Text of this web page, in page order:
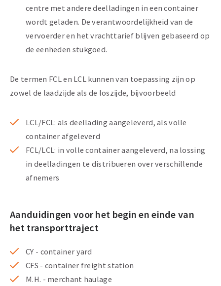
centre met andere deelladingen in een container
wordt geladen. De verantwoordelijkheid van de
vervoerder en het vrachttarief blijven gebaseerd op
de eenheden stukgoed.
De termen FCL en LCL kunnen van toepassing zijn op
zowel de laadzijde als de loszijde, bijvoorbeeld
LCL/FCL: als deellading aangeleverd, als volle
container afgeleverd
FCL/LCL: in volle container aangeleverd, na lossing
in deelladingen te distribueren over verschillende
afnemers
Aanduidingen voor het begin en einde van
het transporttraject
CY - container yard
CFS - container freight station
M.H. - merchant haulage